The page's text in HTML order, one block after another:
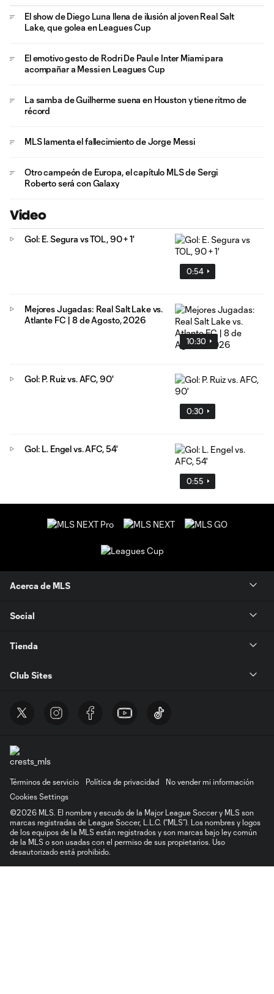
El show de Diego Luna llena de ilusión al joven Real Salt
Lake, que golea en Leagues Cup
El emotivo gesto de Rodri De Paul e Inter Miami para
acompañar a Messi en Leagues Cup
La samba de Guilherme suena en Houston y tiene ritmo de
récord
MLS lamenta el fallecimiento de Jorge Messi
Otro campeón de Europa, el capítulo MLS de Sergi
Roberto será con Galaxy
Video
0:54
Gol: E. Segura vs TOL, 90 + 1'
10:30
Mejores Jugadas: Real Salt Lake vs.
Atlante FC | 8 de Agosto, 2026
0:30
Gol: P. Ruiz vs. AFC, 90'
0:55
Gol: L. Engel vs. AFC, 54'
Acerca de MLS
Social
Tienda
Club Sites
Términos de servicio Política de privacidad
No vender mi información
Cookies Settings
©2026 MLS. El nombre y escudo de la Major League Soccer y MLS son
marcas registradas de League Soccer, L.L.C. (“MLS”). Los nombres y logos
de los equipos de la MLS están registrados y son marcas bajo ley común
de la MLS o son usadas con el permiso de sus propietarios. Uso
desautorizado está prohibido.